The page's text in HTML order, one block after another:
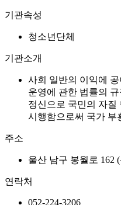
기관속성
청소년단체
기관소개
사회 일반의 이익에
운영에 관한 법률의 규
정신으로 국민의 자질
시행함으로써 국가 부
주소
울산 남구 봉월로 162
연락처
052-224-3206